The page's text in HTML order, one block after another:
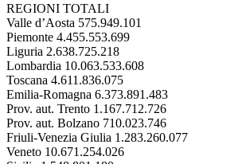
REGIONI TOTALI
Valle d’Aosta 575.949.101
Piemonte 4.455.553.699
Liguria 2.638.725.218
Lombardia 10.063.533.608
Toscana 4.611.836.075
Emilia-Romagna 6.373.891.483
Prov. aut. Trento 1.167.712.726
Prov. aut. Bolzano 710.023.746
Friuli-Venezia Giulia 1.283.260.077
Veneto 10.671.254.026